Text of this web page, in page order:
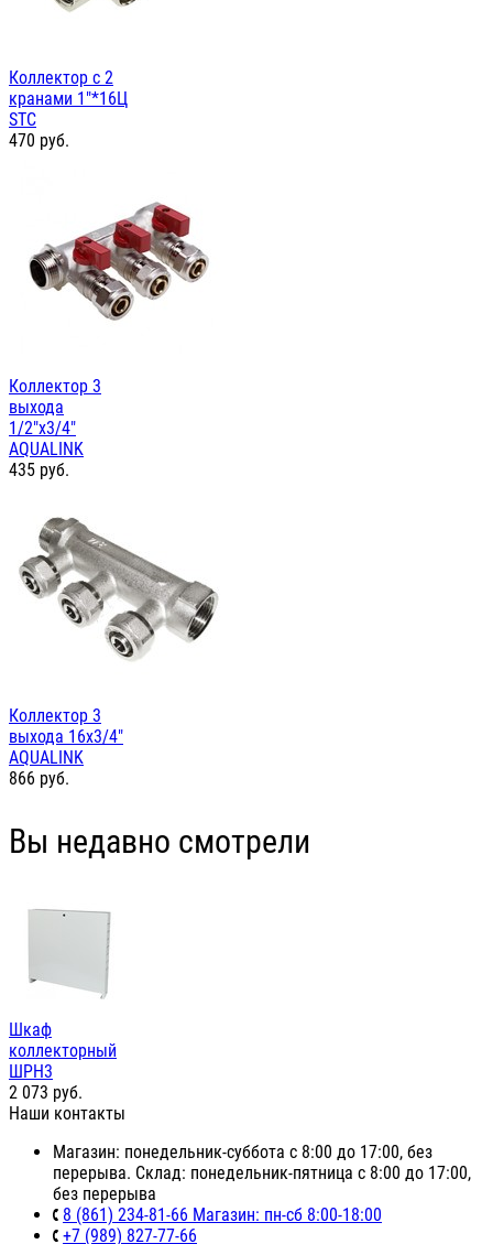
Коллектор с 2
кранами 1"*16Ц
STC
470 руб.
Коллектор 3
выхода
1/2"х3/4"
AQUALINK
435 руб.
Коллектор 3
выхода 16х3/4"
AQUALINK
866 руб.
Вы недавно смотрели
Шкаф
коллекторный
ШРН3
2 073 руб.
Наши контакты
Магазин: понедельник-суббота с 8:00 до 17:00, без
перерыва. Склад: понедельник-пятница с 8:00 до 17:00,
без перерыва
8 (861) 234-81-66 Магазин: пн-сб 8:00-18:00
+7 (989) 827-77-66